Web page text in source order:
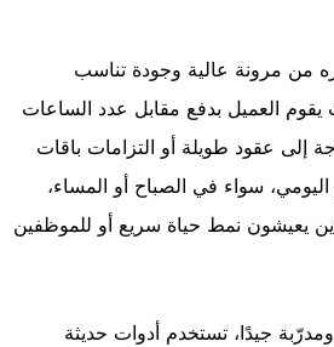
من مرونة عالية وجودة تناسب
يقوم العميل بدفع مقابل عدد الساعات
إلى عقود طويلة أو التزامات باقات
اليومي، سواء في الصباح أو المساء،
يعيشون نمط حياة سريع أو للموظفين
جيدًا، تستخدم أدوات حديثة